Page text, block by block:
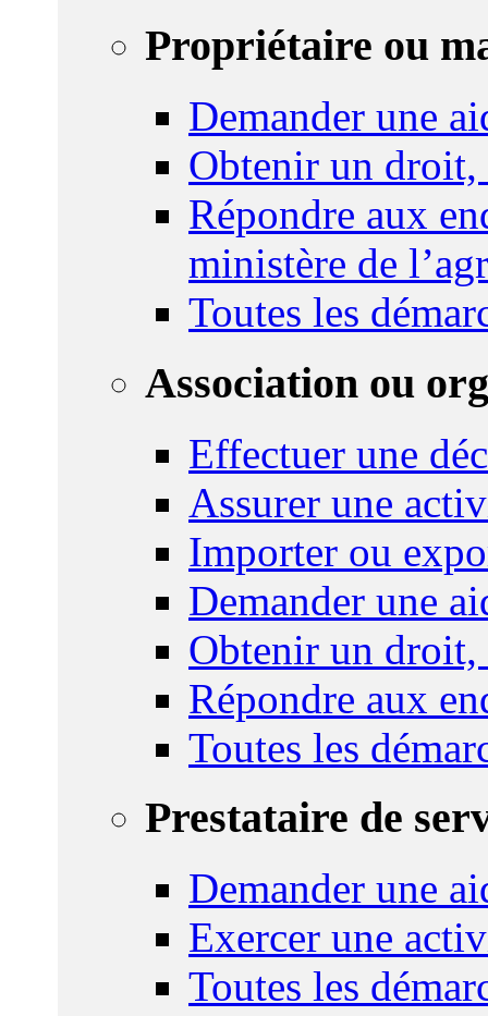
Propriétaire ou
Demander une
Obtenir un droit,
Répondre aux
ministère de
Toutes les
Association ou
Effectuer une
Assurer une
Importer ou
Demander une
Obtenir un droit,
Répondre aux
Toutes les
Prestataire de
Demander une
Exercer une
Toutes les